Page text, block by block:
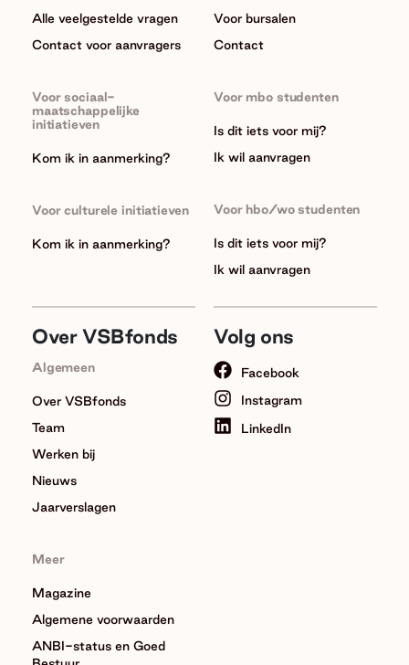
Alle veelgestelde vragen
Contact voor aanvragers
Voor sociaal-
maatschappelijke
initiatieven
Kom ik in aanmerking?
Voor culturele initiatieven
Kom ik in aanmerking?
Voor bursalen
Contact
Voor mbo studenten
Is dit iets voor mij?
Ik wil aanvragen
Voor hbo/wo studenten
Is dit iets voor mij?
Ik wil aanvragen
Over VSBfonds
Algemeen
Over VSBfonds
Team
Werken bij
Nieuws
Jaarverslagen
Meer
Magazine
Algemene voorwaarden
ANBI-status en Goed
Volg ons
Facebook
Instagram
LinkedIn